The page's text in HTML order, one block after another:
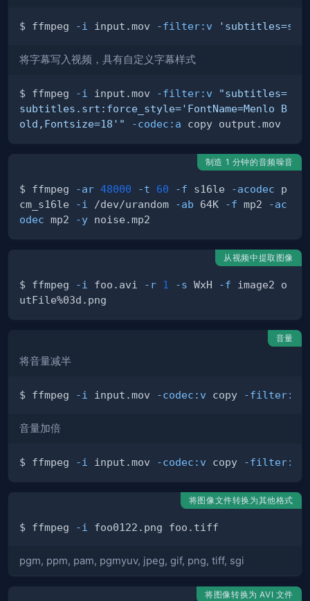
$ ffmpeg -i input.mov -filter:v
将字幕写入视频，具有自定义字幕样式
$ ffmpeg -i input.mov -filter:v
"subtitles=
subtitles.srt:force_style='FontName=Menlo B
old,Fontsize=18'"
-codec:a
制造 1 分钟的音频噪音
$ ffmpeg -ar 48000 -t 60 -f s16le -acodec p
cm_s16le
-i /dev/u­random -ab 64K -f mp2
-ac
odec mp2 -y
从视频中提取图像
$ ffmpeg -i foo.avi -r 1 -s WxH -f image2 o
音量
将音量减半
$ ffmpeg -i input.mov -codec:v copy -filter:a
音量加倍
$ ffmpeg -i input.mov -codec:v copy -filter:a
将图像文件转换为其他格式
$ ffmpeg -i
pgm, ppm, pam, pgmyuv, jpeg, gif, png, tiff, sgi
将图像转换为 AVI 文件